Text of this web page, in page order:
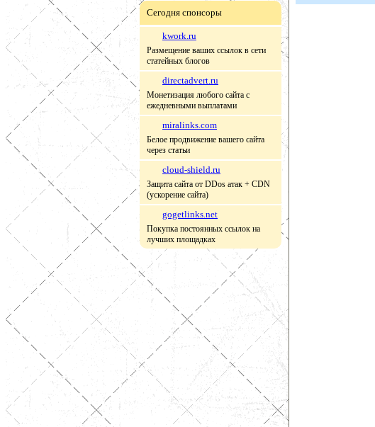
Сегодня спонсоры
kwork.ru
Размещение ваших ссылок в сети
статейных блогов
directadvert.ru
Монетизация любого сайта с
ежедневными выплатами
miralinks.com
Белое продвижение вашего сайта
через статьи
cloud-shield.ru
Защита сайта от DDos атак + CDN
(ускорение сайта)
gogetlinks.net
Покупка постоянных ссылок на
лучших площадках